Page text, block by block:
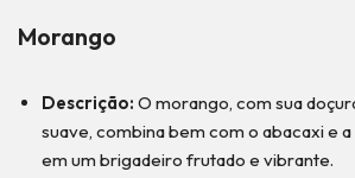
Morango
Descrição: O morango, com sua
suave, combina bem com o abacaxi e
em um brigadeiro frutado e vibrante.